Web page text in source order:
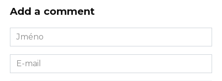
Add a comment
Jméno
E-
mail